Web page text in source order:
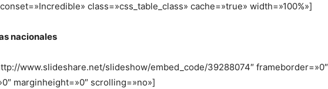
class=»css_table_class» cache=»true» width=»100%»]
nacionales
www.slideshare.net/slideshow/embed_code/39288074″ frameborder=»0″
marginheight=»0″ scrolling=»no»]